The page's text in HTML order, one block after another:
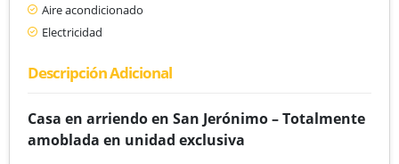
Aire acondicionado
Electricidad
Descripción Adicional
Casa en arriendo en San Jerónimo – Totalmente
amoblada en unidad exclusiva